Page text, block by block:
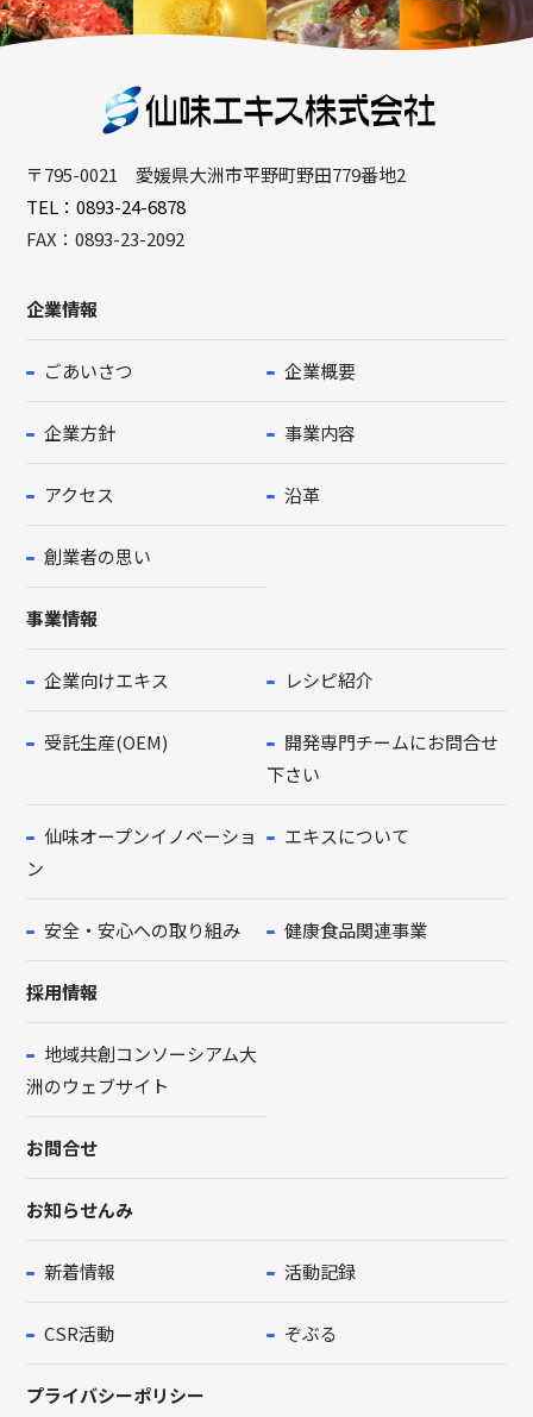
〒795-0021 愛媛県大洲市平野町野田779番地2
TEL：0893-24-6878
FAX：0893-23-2092
企業情報
ごあいさつ 企業概要
企業方針 事業内容
アクセス 沿革
創業者の思い
事業情報
企業向けエキス レシピ紹介
受託生産(OEM)
開発専門チームにお問合せ
下さい
仙味オープンイノベーショ
ン
エキスについて
安全・安心への取り組み 健康食品関連事業
採用情報
地域共創コンソーシアム大
洲のウェブサイト
お問合せ
お知らせんみ
新着情報 活動記録
CSR活動 ぞぶる
プライバシーポリシー